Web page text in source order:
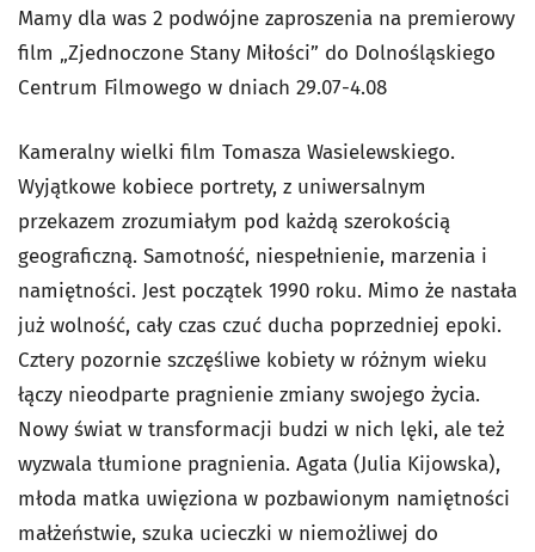
Mamy dla was 2 podwójne zaproszenia na premierowy
film „Zjednoczone Stany Miłości” do Dolnośląskiego
Centrum Filmowego w dniach 29.07-4.08
Kameralny wielki film Tomasza Wasielewskiego.
Wyjątkowe kobiece portrety, z uniwersalnym
przekazem zrozumiałym pod każdą szerokością
geograficzną. Samotność, niespełnienie, marzenia i
namiętności. Jest początek 1990 roku. Mimo że nastała
już wolność, cały czas czuć ducha poprzedniej epoki.
Cztery pozornie szczęśliwe kobiety w różnym wieku
łączy nieodparte pragnienie zmiany swojego życia.
Nowy świat w transformacji budzi w nich lęki, ale też
wyzwala tłumione pragnienia. Agata (Julia Kijowska),
młoda matka uwięziona w pozbawionym namiętności
małżeństwie, szuka ucieczki w niemożliwej do